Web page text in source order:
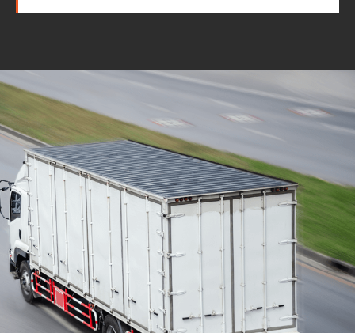
com equipe especializada
e profissionais
cuidadosos
Solicite seu orçamento personalizado e
online sem compromisso com a nossa
equipe, consulte a opção de contratar o
serviço para a região que você deseja
mudar de endereço, deixe tudo conosco e
conte com uma empresa de tradição no
mercado de transporte de móveis.